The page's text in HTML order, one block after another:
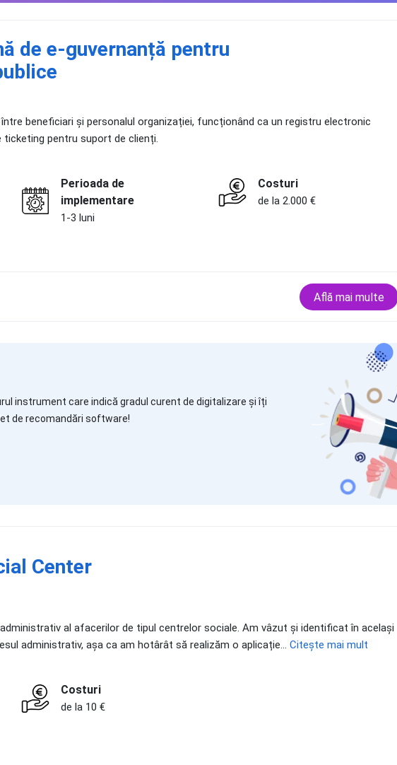
de e-guvernanță pentru
beneficiari și personalul organizației, funcționând ca un registru electronic
pentru suport de clienți.
Perioada de
implementare
1-3 luni
Costuri
de la 2.000 €
Află mai multe
instrument care indică gradul curent de digitalizare și îți
de recomandări software!
Center
al afacerilor de tipul centrelor sociale. Am vâzut și identificat în același
administrativ, așa ca am hotârât să realizăm o aplicație... Citește mai mult
Costuri
de la 10 €